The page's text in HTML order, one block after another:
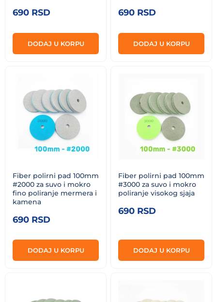
690 RSD
DODAJ U KORPU
690 RSD
DODAJ U KORPU
Fiber polirni pad 100mm
#2000 za suvo i mokro
fino poliranje mermera i
kamena
690 RSD
DODAJ U KORPU
Fiber polirni pad 100mm
#3000 za suvo i mokro
poliranje visokog sjaja
690 RSD
DODAJ U KORPU